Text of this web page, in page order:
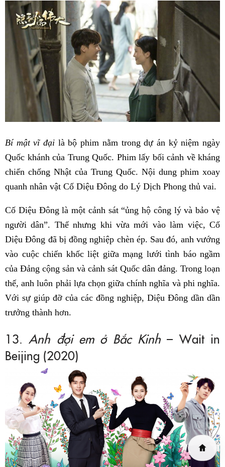
Bí mật vĩ đại là bộ phim nằm trong dự án kỷ niệm ngày
Quốc khánh của Trung Quốc. Phim lấy bối cảnh về kháng
chiến chống Nhật của Trung Quốc. Nội dung phim xoay
quanh nhân vật Cố Diệu Đông do Lý Dịch Phong thủ vai.
Cố Diệu Đông là một cảnh sát “ủng hộ công lý và bảo vệ
người dân”. Thế nhưng khi vừa mới vào làm việc, Cố
Diệu Đông đã bị đồng nghiệp chèn ép. Sau đó, anh vướng
vào cuộc chiến khốc liệt giữa mạng lưới tình báo ngầm
của Đảng cộng sản và cảnh sát Quốc dân đảng. Trong loạn
thế, anh luôn phải lựa chọn giữa chính nghĩa và phi nghĩa.
Với sự giúp đỡ của các đồng nghiệp, Diệu Đông dần dần
trưởng thành hơn.
13.Anh đợi em ở Bắc Kinh – Wait in
Beijing (2020)